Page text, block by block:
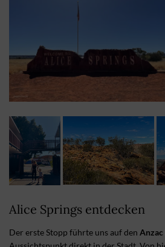
Alice Springs entdecken
Der erste Stopp führte uns auf den